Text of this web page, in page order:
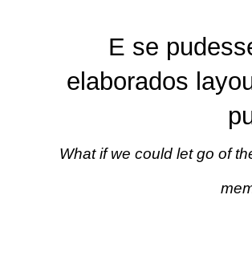
E se
elaborados
What if we could let go of